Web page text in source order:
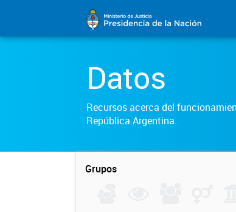
Datos
Recursos acerca del
República Argentina.
Grupos